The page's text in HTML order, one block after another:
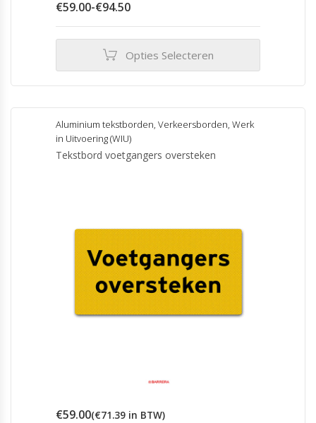
€59.00-€94.50Prijsklasse:
€94.50
Opties Selecteren
heeft
meerdere
variaties.
Deze
optie
productpagina
Aluminium tekstborden, Verkeersborden, Werk
in Uitvoering (WIU)
Tekstbord voetgangers oversteken
€59.00(€71.39 in BTW)